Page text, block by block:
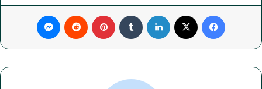
فيسبوك لينكدإن بينتيريست